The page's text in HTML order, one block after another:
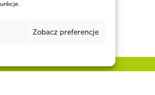
Zobacz preferencje